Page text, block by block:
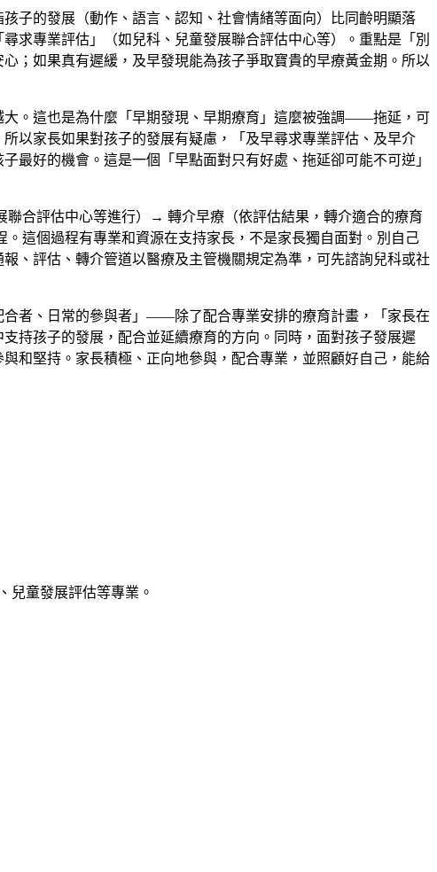
子的發展（動作、語言、認知、社會情緒等面向）比同齡明顯落
求專業評估」（如兒科、兒童發展聯合評估中心等）。重點是「別
；如果真有遲緩，及早發現能為孩子爭取寶貴的早療黃金期。所以
。這也是為什麼「早期發現、早期療育」這麼被強調——拖延，可
以家長如果對孩子的發展有疑慮，「及早尋求專業評估、及早介
好的機會。這是一個「早點面對只有好處、拖延卻可能不可逆」
合評估中心等進行）→ 轉介早療（依評估結果，轉介適合的療育
這個過程有專業和資源在支持家長，不是家長獨自面對。別自己
、評估、轉介管道以醫療及主管機關規定為準，可先諮詢兒科或社
者、日常的參與者」——除了配合專業安排的療育計畫，「家長在
持孩子的發展，配合並延續療育的方向。同時，面對孩子發展遲
和堅持。家長積極、正向地參與，配合專業，並照顧好自己，能給
兒童發展評估等專業。